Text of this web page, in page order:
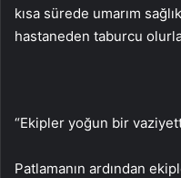
kısa sürede umarım
hastaneden taburcu
“Ekipler yoğun bir
Patlamanın ardından